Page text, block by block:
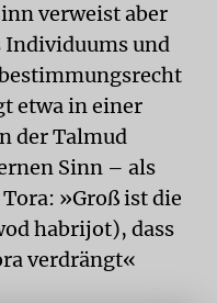
verweist aber
Individuums und
etwa in einer
der Talmud
Sinn – als
»Groß ist die
habrijot), dass
verdrängt«